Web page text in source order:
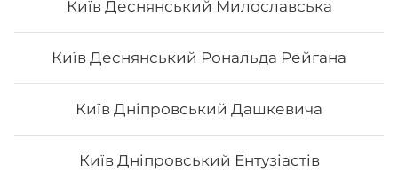
Київ Деснянський Милославська
Київ Деснянський Рональда Рейгана
Київ Дніпровський Дашкевича
Київ Дніпровський Ентузіастів
Каліфорнія з сніжним крабом